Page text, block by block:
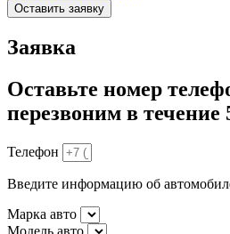
Оставить заявку
Заявка
Оставьте номер
перезвоним в течение
Телефон
Введите информацию об
Марка авто
Модель авто